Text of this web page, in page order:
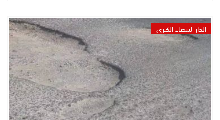
الدار البيضاء الكبرى